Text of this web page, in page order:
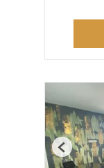
Previous